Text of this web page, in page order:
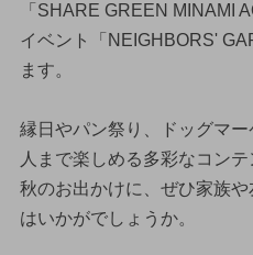
「SHARE GREEN MINAMI
イベント「NEIGHBORS'
ます。
縁日やパン祭り、ドッグマ
人まで楽しめる多彩なコン
秋のお出かけに、ぜひ家族
はいかがでしょうか。